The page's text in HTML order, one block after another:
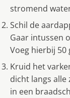
stromend
Schil de
Gaar intussen
Voeg hierbij
Kruid het
dicht langs alle
in een